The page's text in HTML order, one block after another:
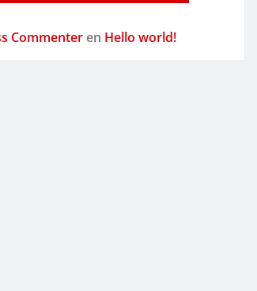
Commenter en Hello world!